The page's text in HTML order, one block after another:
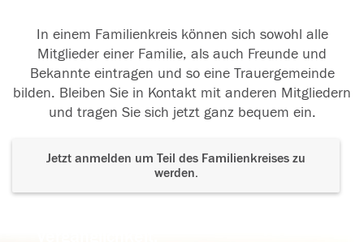
In einem Familienkreis können sich sowohl alle
Mitglieder einer Familie, als auch Freunde und
Bekannte eintragen und so eine Trauergemeinde
bilden. Bleiben Sie in Kontakt mit anderen Mitgliedern
und tragen Sie sich jetzt ganz bequem ein.
Jetzt anmelden um Teil des Familienkreises zu
werden.